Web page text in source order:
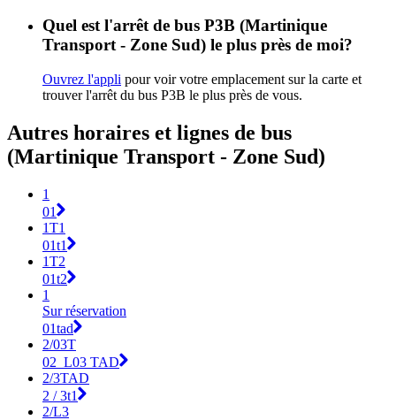
Quel est l'arrêt de bus P3B (Martinique
Transport - Zone Sud) le plus près de moi?
Ouvrez l'appli pour voir votre emplacement sur la carte et
trouver l'arrêt du bus P3B le plus près de vous.
Autres horaires et lignes de bus
(Martinique Transport - Zone Sud)
1
01
1T1
01t1
1T2
01t2
1
Sur réservation
01tad
2/03T
02_L03 TAD
2/3TAD
2 / 3t1
2/L3